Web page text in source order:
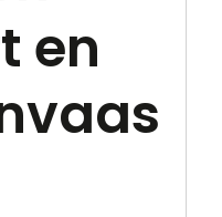
en